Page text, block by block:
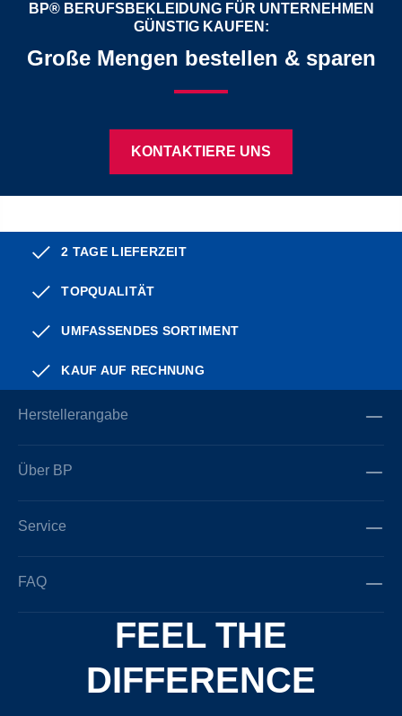
BP® BERUFSBEKLEIDUNG FÜR UNTERNEHMEN
GÜNSTIG KAUFEN:
Große Mengen bestellen & sparen
KONTAKTIERE UNS
2 TAGE LIEFERZEIT
TOPQUALITÄT
UMFASSENDES SORTIMENT
KAUF AUF RECHNUNG
Herstellerangabe
Über BP
Service
FAQ
FEEL THE
DIFFERENCE